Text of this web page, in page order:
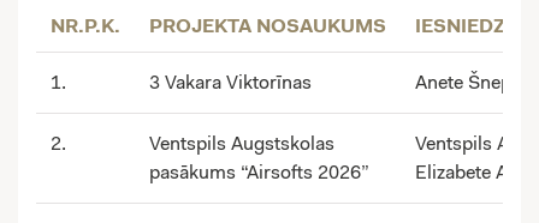
NR.P.K. PROJEKTA NOSAUKUMS
1. 3 Vakara Viktorīnas Anete Šnepste
2.
Ventspils Augstskolas
pasākums “Airsofts 2026”
Ventspils
Elizabete